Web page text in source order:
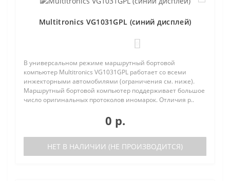
Multitronics VG1031GPL (синий дисплей)
В универсальном режиме маршрутный бортовой
компьютер Multitronics VG1031GPL работает со всеми
инжекторными автомобилями (ограничения см. ниже).
Маршрутный бортовой компьютер поддерживает большое
число оригинальных протоколов иномарок. Отличия р..
0 р.
НЕТ В НАЛИЧИИ (НЕ ПРОИЗВОДИТСЯ)